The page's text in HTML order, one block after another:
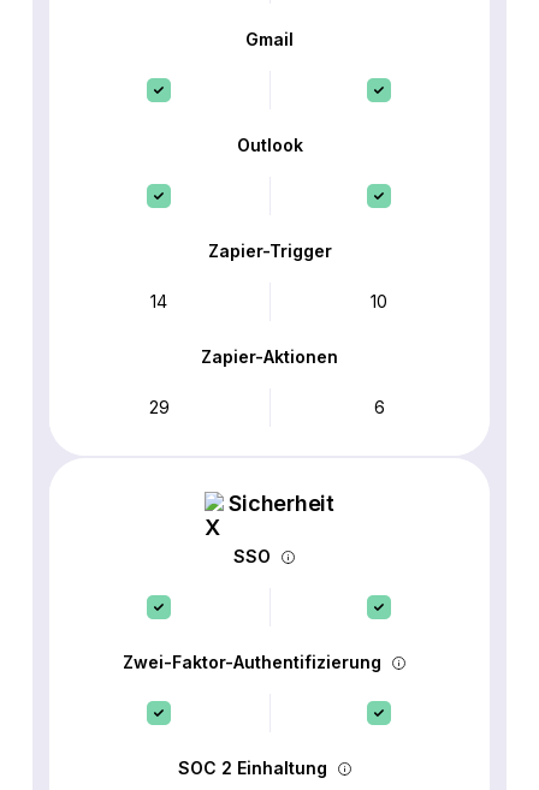
Gmail
Outlook
Zapier-Trigger
14 10
Zapier-Aktionen
29 6
Sicherheit
SSO
Zwei-Faktor-Authentifizierung
SOC 2 Einhaltung